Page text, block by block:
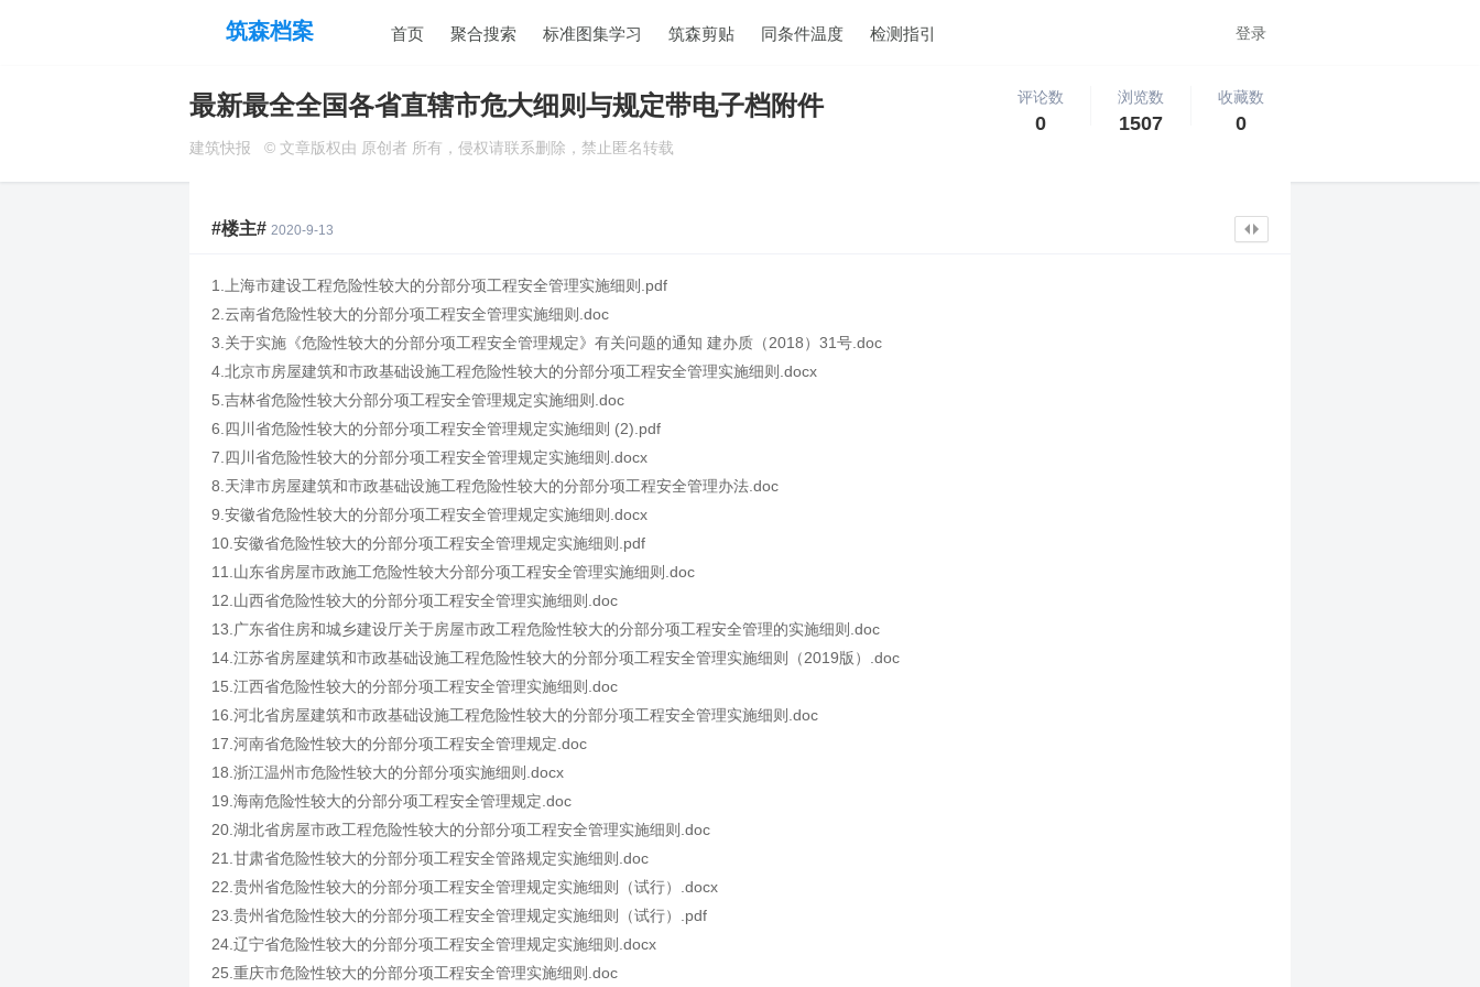
筑森档案 首页 聚合搜索 标准图集学习 筑森剪贴 同条件温度 检测指引 登录
最新最全全国各省直辖市危大细则与规定带电子档附件
建筑快报 © 文章版权由 原创者 所有，侵权请联系删除，禁止匿名转载
评论数
0
浏览数
1507
收藏数
0
#楼主# 2020-9-13
1.上海市建设工程危险性较大的分部分项工程安全管理实施细则.pdf
2.云南省危险性较大的分部分项工程安全管理实施细则.doc
3.关于实施《危险性较大的分部分项工程安全管理规定》有关问题的通知 建办质（2018）31号.doc
4.北京市房屋建筑和市政基础设施工程危险性较大的分部分项工程安全管理实施细则.docx
5.吉林省危险性较大分部分项工程安全管理规定实施细则.doc
6.四川省危险性较大的分部分项工程安全管理规定实施细则 (2).pdf
7.四川省危险性较大的分部分项工程安全管理规定实施细则.docx
8.天津市房屋建筑和市政基础设施工程危险性较大的分部分项工程安全管理办法.doc
9.安徽省危险性较大的分部分项工程安全管理规定实施细则.docx
10.安徽省危险性较大的分部分项工程安全管理规定实施细则.pdf
11.山东省房屋市政施工危险性较大分部分项工程安全管理实施细则.doc
12.山西省危险性较大的分部分项工程安全管理实施细则.doc
13.广东省住房和城乡建设厅关于房屋市政工程危险性较大的分部分项工程安全管理的实施细则.doc
14.江苏省房屋建筑和市政基础设施工程危险性较大的分部分项工程安全管理实施细则（2019版）.doc
15.江西省危险性较大的分部分项工程安全管理实施细则.doc
16.河北省房屋建筑和市政基础设施工程危险性较大的分部分项工程安全管理实施细则.doc
17.河南省危险性较大的分部分项工程安全管理规定.doc
18.浙江温州市危险性较大的分部分项实施细则.docx
19.海南危险性较大的分部分项工程安全管理规定.doc
20.湖北省房屋市政工程危险性较大的分部分项工程安全管理实施细则.doc
21.甘肃省危险性较大的分部分项工程安全管路规定实施细则.doc
22.贵州省危险性较大的分部分项工程安全管理规定实施细则（试行）.docx
23.贵州省危险性较大的分部分项工程安全管理规定实施细则（试行）.pdf
24.辽宁省危险性较大的分部分项工程安全管理规定实施细则.docx
25.重庆市危险性较大的分部分项工程安全管理实施细则.doc